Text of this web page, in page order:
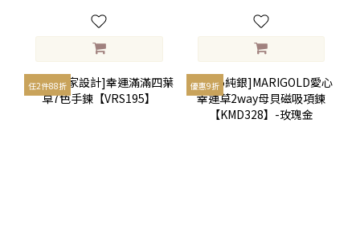
任2件88折 優惠9折